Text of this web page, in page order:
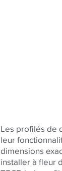
Les profilés de
leur
dimensions
installer à fleur